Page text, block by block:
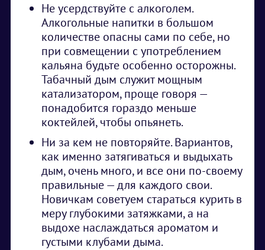
Не усердствуйте с алкоголем.
Алкогольные напитки в большом
количестве опасны сами по себе, но
при совмещении с употреблением
кальяна будьте особенно осторожны.
Табачный дым служит мощным
катализатором, проще говоря —
понадобится гораздо меньше
коктейлей, чтобы опьянеть.
Ни за кем не повторяйте. Вариантов,
как именно затягиваться и выдыхать
дым, очень много, и все они по-своему
правильные — для каждого свои.
Новичкам советуем стараться курить в
меру глубокими затяжками, а на
выдохе наслаждаться ароматом и
густыми клубами дыма.